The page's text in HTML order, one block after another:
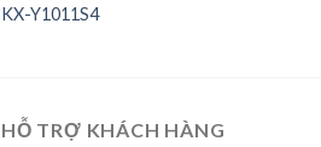
KX-Y1011S4
HỖ TRỢ KHÁCH HÀNG